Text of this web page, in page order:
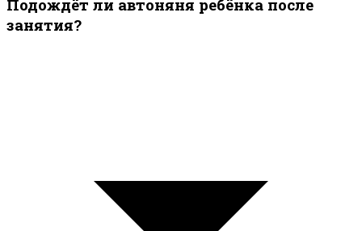
Подождёт ли автоняня ребёнка после
занятия?